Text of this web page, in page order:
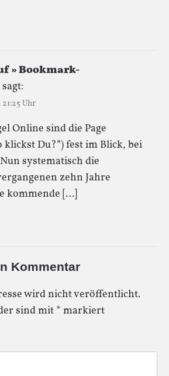
» Bookmark-
sagt:
Uhr
Online sind die Page
klickst Du?”) fest im Blick, bei
systematisch die
zehn Jahre
kommende […]
Kommentar
wird nicht veröffentlicht.
sind mit * markiert